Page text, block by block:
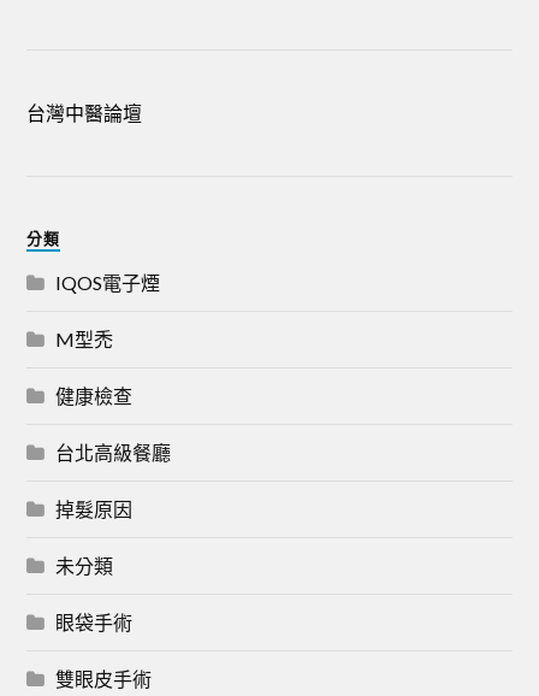
台灣中醫論壇
分類
IQOS電子煙
M型禿
健康檢查
台北高級餐廳
掉髮原因
未分類
眼袋手術
雙眼皮手術